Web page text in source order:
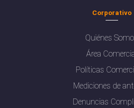
Corporativo
Quiénes
Área
Políticas
Mediciones de
Denuncias